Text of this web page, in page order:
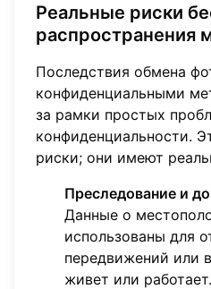
Реальные риски
распространения
Последствия обмена
конфиденциальными
за рамки простых
конфиденциальности.
риски; они имеют
Преследование и
Данные о
использованы для
передвижений или
живет или работает.